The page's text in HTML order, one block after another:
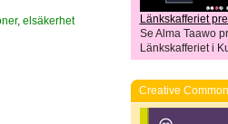
, elsäkerhet
Länkskafferiet
Se Alma Taawo
Länkskafferiet i
Creative